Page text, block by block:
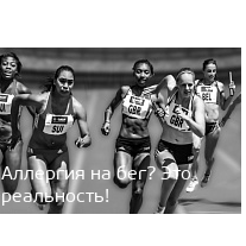
Аллергия на бег? Это
реальность!